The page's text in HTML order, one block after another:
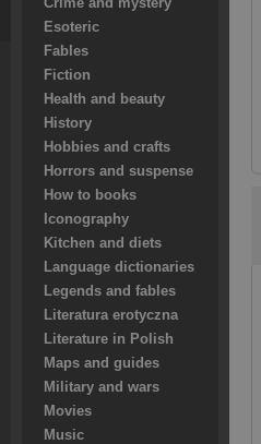
Crime and mystery
Esoteric
Fables
Fiction
Health and beauty
History
Hobbies and crafts
Horrors and suspense
How to books
Iconography
Kitchen and diets
Language dictionaries
Legends and fables
Literatura erotyczna
Literature in Polish
Maps and guides
Military and wars
Movies
Music